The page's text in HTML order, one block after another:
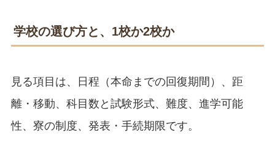
学校の選び方と、1校か2校か
見る項目は、日程（本命までの回復期間）、距
離・移動、科目数と試験形式、難度、進学可能
性、寮の制度、発表・手続期限です。